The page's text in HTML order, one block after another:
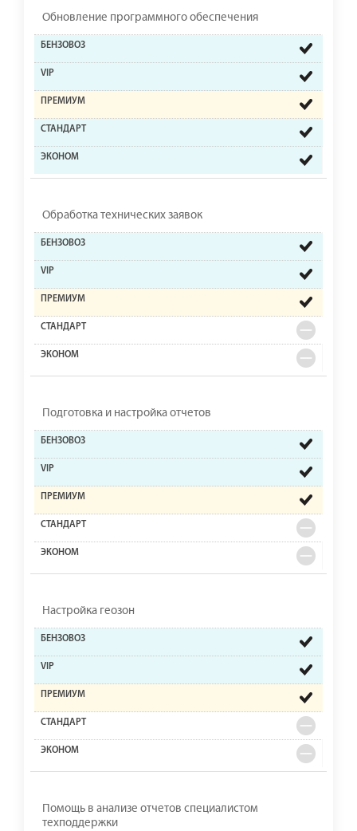
Обновление программного обеспечения
Обработка технических заявок
Подготовка и настройка отчетов
Настройка геозон
Помощь в анализе отчетов специалистом
техподдержки